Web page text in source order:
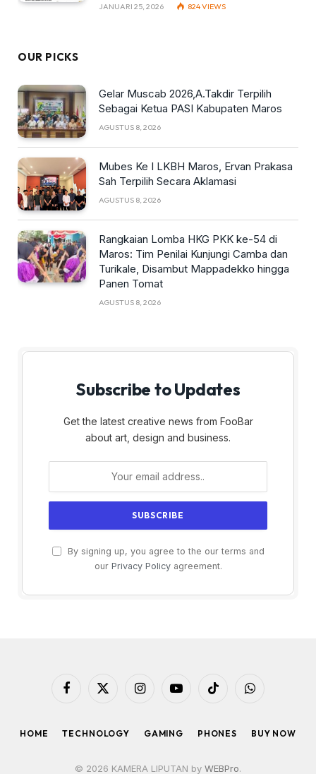
JANUARI 25, 2026 824VIEWS
OUR PICKS
Gelar Muscab 2026,A.Takdir Terpilih
Sebagai Ketua PASI Kabupaten Maros
AGUSTUS 8, 2026
Mubes Ke I LKBH Maros, Ervan Prakasa
Sah Terpilih Secara Aklamasi
AGUSTUS 8, 2026
Rangkaian Lomba HKG PKK ke-54 di
Maros: Tim Penilai Kunjungi Camba dan
Turikale, Disambut Mappadekko hingga
Panen Tomat
AGUSTUS 8, 2026
Subscribe to Updates
Get the latest creative news from FooBar
about art, design and business.
By signing up, you agree to the our terms and
our Privacy Policyagreement.
Facebook
X
InstagramYouTubeTikTok WhatsApp
HOME TECHNOLOGY GAMING PHONES BUY NOW
© 2026 KAMERA LIPUTAN by WEBPro.